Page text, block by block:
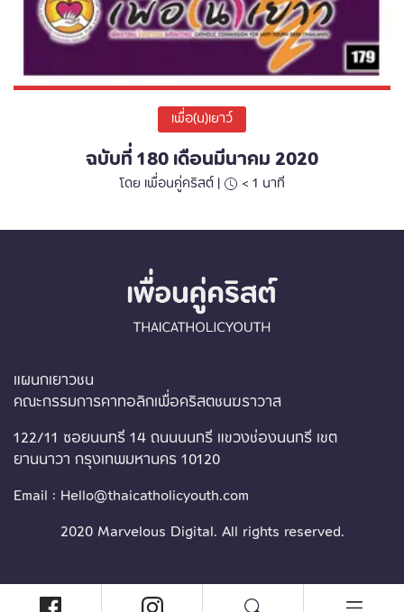
เพื่อ(น)เยาว์
ฉบับที่ 180 เดือนมีนาคม 2020
โดย เพื่อนคู่คริสต์ | < 1 นาที
แผนกเยาวชน
คณะกรรมการคาทอลิกเพื่อคริสตชนฆราวาส
122/11 ซอยนนทรี 14 ถนนนนทรี แขวงช่องนนทรี เขต
ยานนาวา กรุงเทพมหานคร 10120
Email : Hello@thaicatholicyouth.com
2020 Marvelous Digital. All rights reserved.